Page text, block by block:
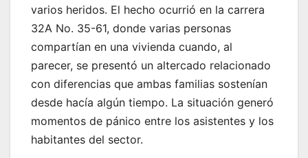
varios heridos. El hecho ocurrió en la carrera
32A No. 35-61, donde varias personas
compartían en una vivienda cuando, al
parecer, se presentó un altercado relacionado
con diferencias que ambas familias sostenían
desde hacía algún tiempo. La situación generó
momentos de pánico entre los asistentes y los
habitantes del sector.